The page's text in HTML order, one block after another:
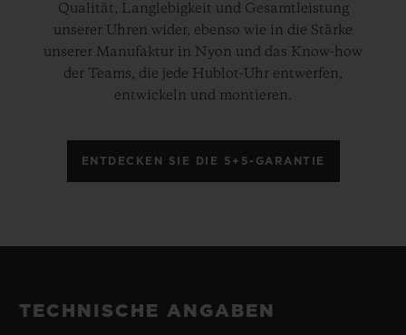
Qualität, Langlebigkeit und Gesamtleistung
unserer Uhren wider, ebenso wie in die Stärke
unserer Manufaktur in Nyon und das Know-how
der Teams, die jede Hublot-Uhr entwerfen,
entwickeln und montieren.
ENTDECKEN SIE DIE 5+5-GARANTIE
TECHNISCHE ANGABEN